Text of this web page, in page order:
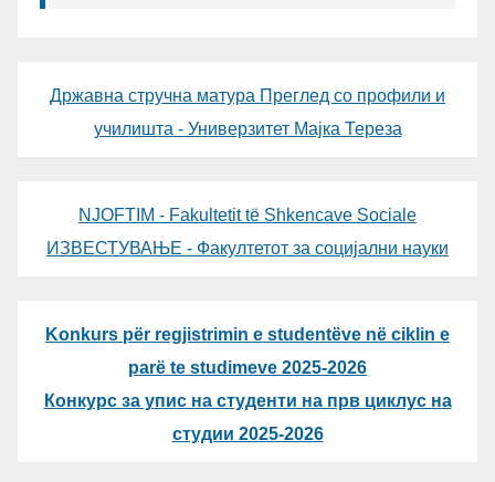
Државна стручна матура Преглед со профили и
училишта - Универзитет Мајка Тереза
NJOFTIM - Fakultetit të Shkencave Sociale
ИЗВЕСТУВАЊЕ - Факултетот за социјални науки
Konkurs për regjistrimin e studentëve në ciklin e
parë te studimeve 2025-2026
Конкурс за упис на студенти на прв циклус на
студии 2025-2026